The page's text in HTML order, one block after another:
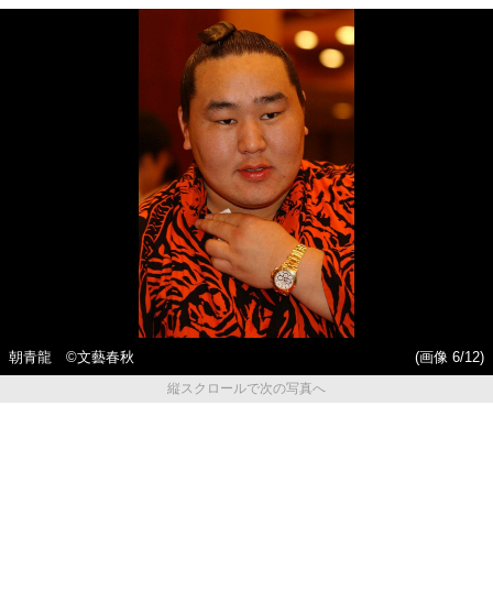
朝青龍 ©文藝春秋
(画像 6/12)
縦スクロールで次の写真へ